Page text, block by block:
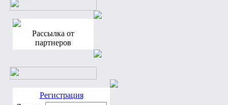
Рассылка от
партнеров
Регистрация